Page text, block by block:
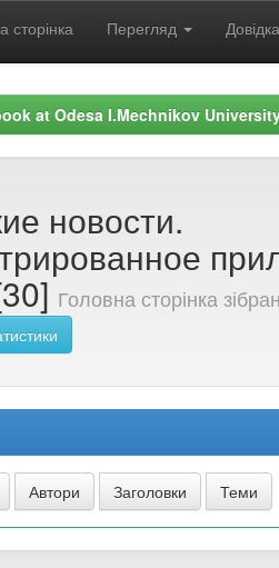
сторінка Перегляд Довідка
at Odesa I.Mechnikov
новости.
Головна сторінка